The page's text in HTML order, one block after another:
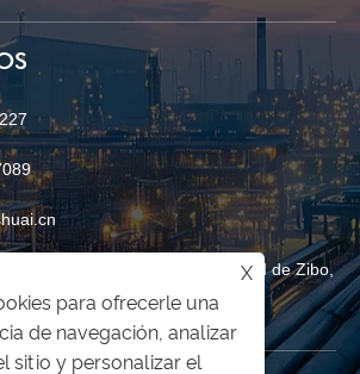
Phoenix, distrito de Linzi, ciudad de Zibo,
China
X
para ofrecerle una
de navegación, analizar
sitio y personalizar el